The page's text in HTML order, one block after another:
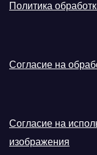
Политика
Согласие на
Согласие на
изображения